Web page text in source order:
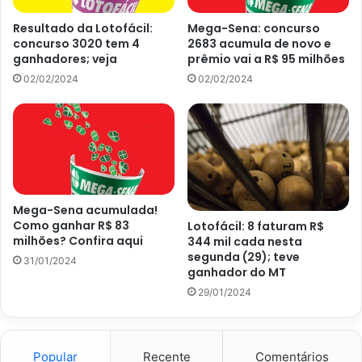
Não houve acertador
14 acertos
13 acertos
6385 apostas ganhadoras, R$ 30,00
12 acertos
92269 apostas ganhadoras, R$ 12,00
Resultado da Lotofácil:
concurso 3020 tem 4
ganhadores; veja
02/02/2024
Mega-Sena: concurso
2683 acumula de novo e
prêmio vai a R$ 95 milhões
02/02/2024
Mega-Sena acumulada!
Como ganhar R$ 83
milhões? Confira aqui
31/01/2024
Lotofácil: 8 faturam R$
344 mil cada nesta
segunda (29); teve
ganhador do MT
29/01/2024
Popular Recente Comentários